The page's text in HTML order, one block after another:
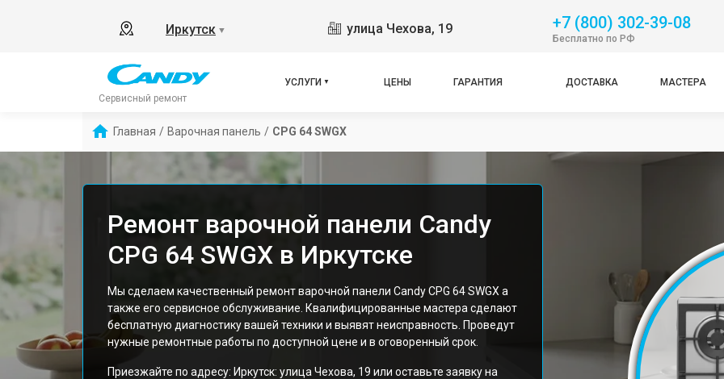
Иркутск ▼ улица Чехова, 19 +7 (800) 302-39-08
Бесплатно по РФ
Сервисный ремонт
УСЛУГИ ЦЕНЫ ГАРАНТИЯ ДОСТАВКА МАСТЕРА
Главная / Варочная панель / CPG 64 SWGX
Ремонт варочной панели Candy
CPG 64 SWGX в Иркутске
Мы сделаем качественный ремонт варочной панели Candy CPG 64 SWGX а
также его сервисное обслуживание. Квалифицированные мастера сделают
бесплатную диагностику вашей техники и выявят неисправность. Проведут
нужные ремонтные работы по доступной цене и в оговоренный срок.
Приезжайте по адресу: Иркутск: улица Чехова, 19 или оставьте заявку на